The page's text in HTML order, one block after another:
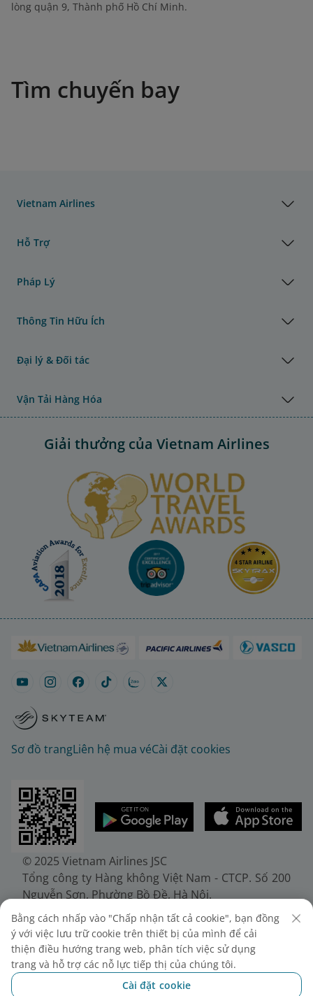
lòng quận 9, Thành phố Hồ Chí Minh.
Tìm chuyến bay
Vietnam Airlines
Hỗ Trợ
Pháp Lý
Thông Tin Hữu Ích
Đại lý & Đối tác
Vận Tải Hàng Hóa
Giải thưởng của Vietnam Airlines
Sơ đồ trangLiên hệ mua véCài đặt cookies
© 2025 Vietnam Airlines JSC
Tổng công ty Hàng không Việt Nam - CTCP. Số 200
Nguyễn Sơn, Phường Bồ Đề, Hà Nội.
Điện thoại: (+84-24) 38272289. Fax: (+84-24)
38722375
Giấy chứng nhận đăng ký doanh nghiệp, mã số
doanh nghiệp 0100107518, đăng ký lần đầu ngày
30/6/2010, đăng ký thay đổi lần thứ 10 ngày
Bằng cách nhấp vào "Chấp nhận tất cả cookie", bạn đồng
ý với việc lưu trữ cookie trên thiết bị của mình để cải
thiện điều hướng trang web, phân tích việc sử dụng
trang và hỗ trợ các nỗ lực tiếp thị của chúng tôi.
Cài đặt cookie